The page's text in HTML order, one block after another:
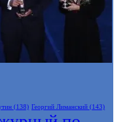
(138) Георгий Лиманский (143)